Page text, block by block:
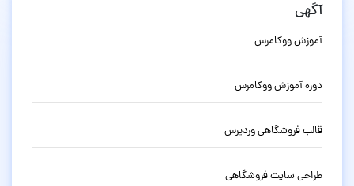
آگهی
آموزش ووکامرس
دوره آموزش ووکامرس
قالب فروشگاهی وردپرس
طراحی سایت فروشگاهی